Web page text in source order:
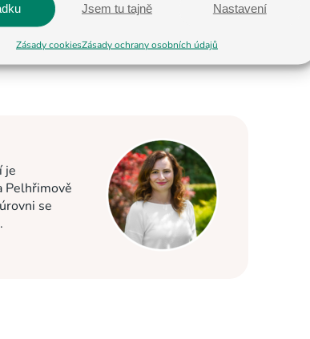
Jsem tu tajně Nastavení
Zásady cookiesZásady ochrany osobních údajů
je
Pelhřimově
se